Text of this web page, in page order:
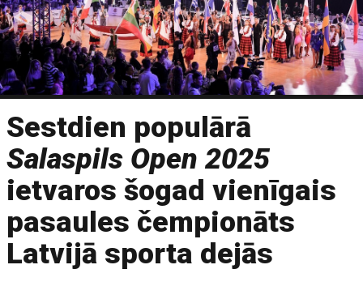
Sestdien populārā
Salaspils Open 2025
ietvaros šogad vienīgais
pasaules čempionāts
Latvijā sporta dejās